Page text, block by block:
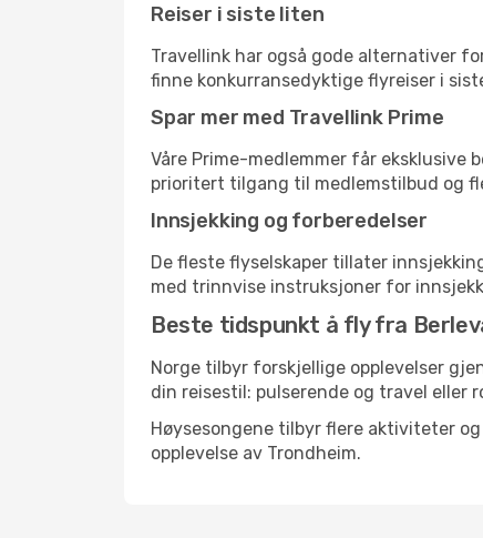
Reiser i siste liten
Travellink har også gode alternativer
finne konkurransedyktige flyreiser i
Spar mer med Travellink Prime
Våre Prime-medlemmer får eksklusive
prioritert tilgang til medlemstilbud og
Innsjekking og forberedelser
De fleste flyselskaper tillater
med trinnvise instruksjoner for
Beste tidspunkt å fly fra
Norge tilbyr forskjellige opplevelser
din reisestil: pulserende og travel eller
Høysesongene tilbyr flere aktiviteter
opplevelse av Trondheim.